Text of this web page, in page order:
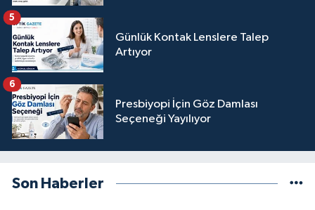
Günlük Kontak Lenslere Talep
Artıyor
5
Presbiyopi İçin Göz Damlası
Seçeneği Yayılıyor
6
Son Haberler